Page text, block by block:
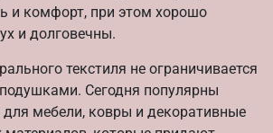
и комфорт, при этом хорошо
и долговечны.
текстиля не ограничивается
Сегодня популярны
мебели, ковры и декоративные